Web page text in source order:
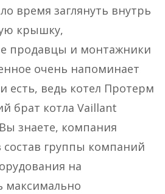
время заглянуть внутрь
крышку,
продавцы и монтажники
очень напоминает
есть, ведь котел Протерм
брат котла Vaillant
знаете, компания
состав группы компаний
на
максимально